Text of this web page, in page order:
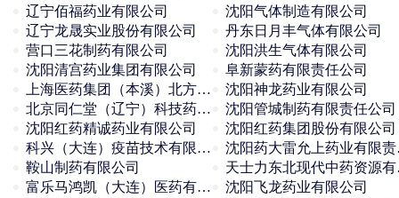
辽宁佰福药业有限公司
沈阳气体制造有限公司
辽宁龙晟实业股份有限公司
丹东日月丰气体有限公司
营口三花制药有限公司
沈阳洪生气体有限公司
沈阳清宫药业集团有限公司
阜新蒙药有限责任公司
上海医药集团（本溪）北方药业有限公司
沈阳神龙药业有限公司
北京同仁堂（辽宁）科技药业有限公司
沈阳管城制药有限责任公司
沈阳红药精诚药业有限公司
沈阳红药集团股份有限公司
科兴（大连）疫苗技术有限公司
沈
鞍山制药有限公司
天
富乐马鸿凯（大连）医药有限公司
沈阳飞龙药业有限公司